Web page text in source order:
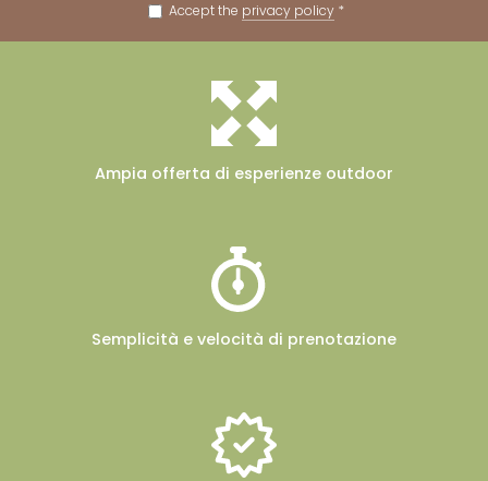
Accept the privacy policy *
Ampia offerta di esperienze outdoor
Semplicità e velocità di prenotazione